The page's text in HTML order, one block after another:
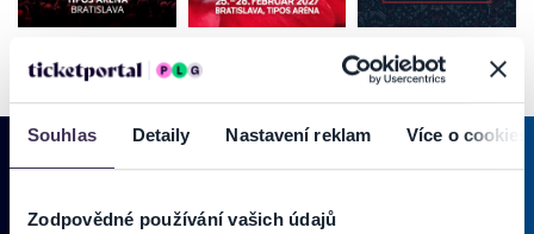
Souhlas Detaily Nastavení reklam Více o cookies
Zodpovědné používání vašich údajů